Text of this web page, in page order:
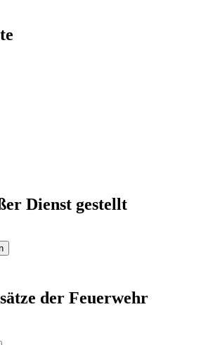
Dienst gestellt
der Feuerwehr